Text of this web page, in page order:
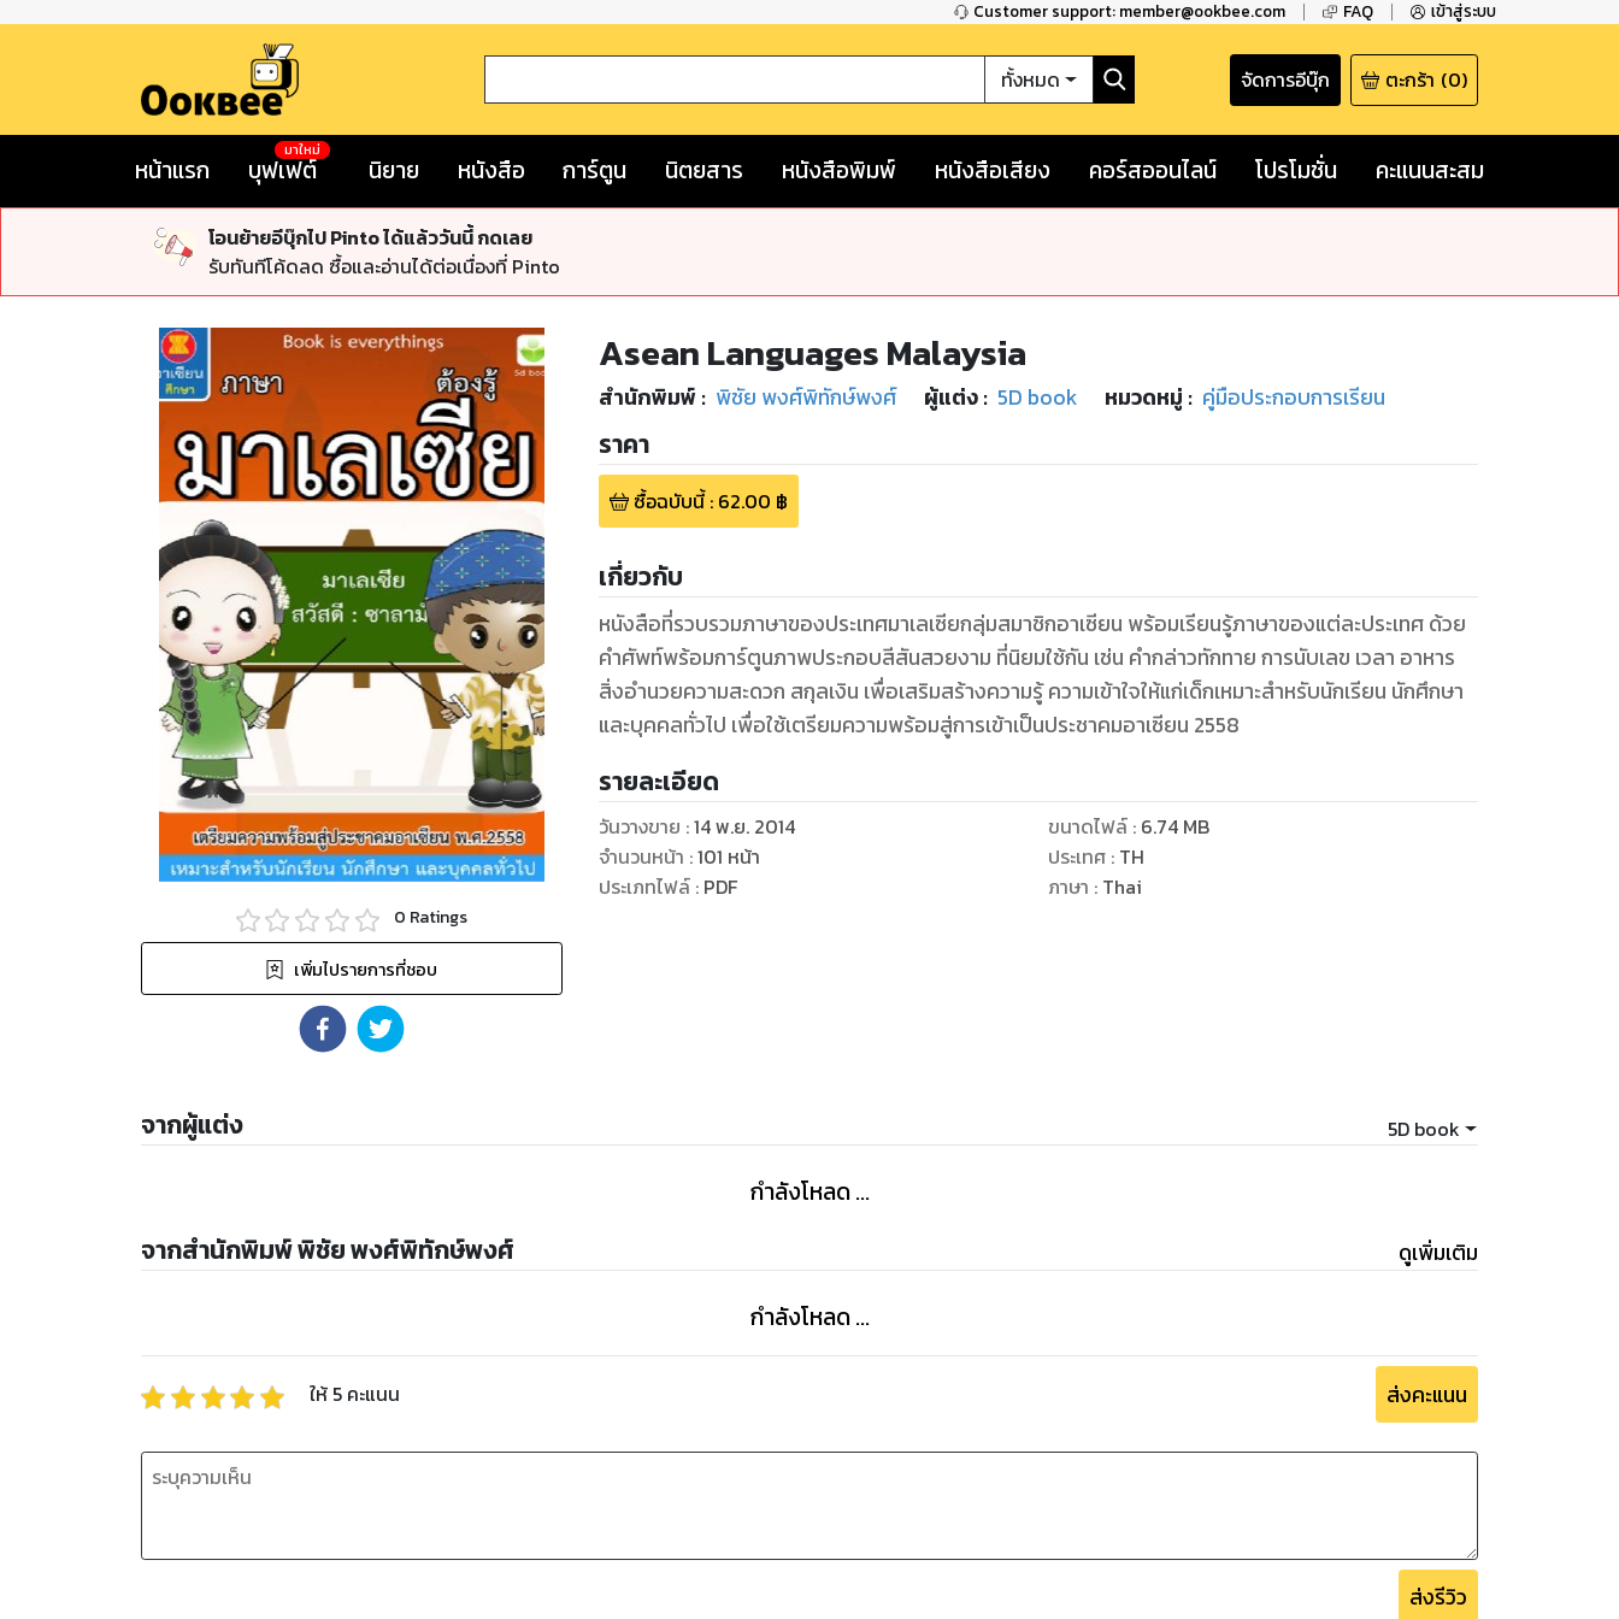
Customer support: member@ookbee.com FAQ เข้าสู่ระบบ
ทั้งหมด จัดการอีบุ๊ก ตะกร้า (0)
หน้าแรก บุฟเฟต์
มาใหม่
นิยาย หนังสือ การ์ตูน นิตยสาร หนังสือพิมพ์ หนังสือเสียง คอร์สออนไลน์ โปรโมชั่น คะแนนสะสม
โอนย้ายอีบุ๊กไป Pinto ได้แล้ววันนี้ กดเลย
รับทันทีโค้ดลด ซื้อและอ่านได้ต่อเนื่องที่ Pinto
0 Ratings
เพิ่มไปรายการที่ชอบ
Asean Languages Malaysia
สำนักพิมพ์ : พิชัย พงศ์พิทักษ์พงศ์ ผู้แต่ง : 5D book หมวดหมู่ : คู่มือประกอบการเรียน
ราคา
ซื้อฉบับนี้: 62.00 ฿
เกี่ยวกับ
หนังสือที่รวบรวมภาษาของประเทศมาเลเซียกลุ่มสมาชิกอาเซียน พร้อมเรียนรู้ภาษาของแต่ละประเทศ ด้วย
คำศัพท์พร้อมการ์ตูนภาพประกอบสีสันสวยงาม ที่นิยมใช้กัน เช่น คำกล่าวทักทาย การนับเลข เวลา อาหาร
สิ่งอำนวยความสะดวก สกุลเงิน เพื่อเสริมสร้างความรู้ ความเข้าใจให้แก่เด็กเหมาะสำหรับนักเรียน นักศึกษา
รายละเอียด
วันวางขาย :14 พ.ย. 2014
จำนวนหน้า :101 หน้า
ประเภทไฟล์: PDF
ขนาดไฟล์: 6.74 MB
ประเทศ : TH
ภาษา : Thai
จากผู้แต่ง 5D book
กำลังโหลด ...
จากสำนักพิมพ์ พิชัย พงศ์พิทักษ์พงศ์ ดูเพิ่มเติม
กำลังโหลด ...
ให้ 5 คะแนน ส่งคะแนน
ส่งรีวิว